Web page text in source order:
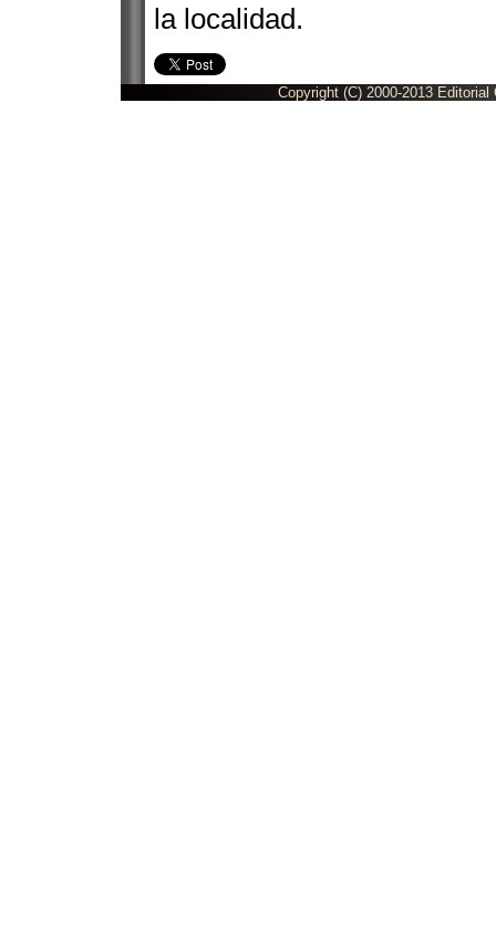
la localidad.
Copyright (C) 2000-2013